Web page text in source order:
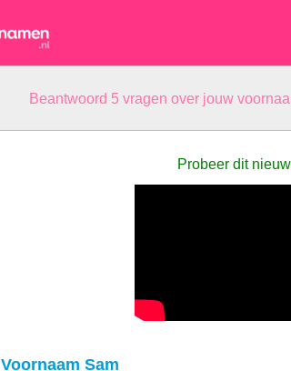
Beantwoord 5 vragen over jouw
Probeer dit
Voornaam Sam